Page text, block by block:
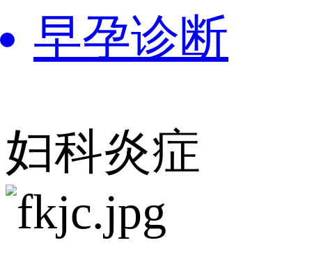
早孕诊断
妇科炎症